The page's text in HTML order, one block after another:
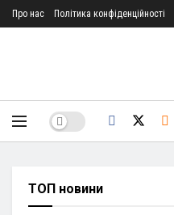
Про нас Політика конфіденційності
ТОП новини